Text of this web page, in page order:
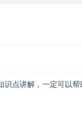
点讲解，一定可以